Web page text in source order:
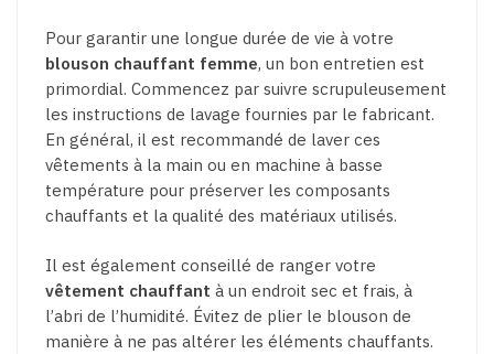
Pour garantir une longue durée de vie à votre
blouson chauffant femme, un bon entretien est
primordial. Commencez par suivre scrupuleusement
les instructions de lavage fournies par le fabricant.
En général, il est recommandé de laver ces
vêtements à la main ou en machine à basse
température pour préserver les composants
chauffants et la qualité des matériaux utilisés.
Il est également conseillé de ranger votre
vêtement chauffant à un endroit sec et frais, à
l’abri de l’humidité. Évitez de plier le blouson de
manière à ne pas altérer les éléments chauffants.